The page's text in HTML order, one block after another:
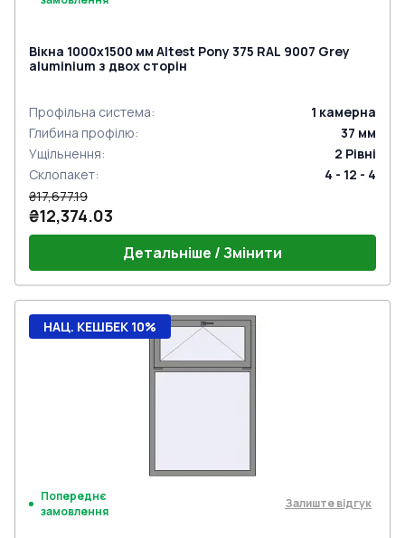
Вікна 1000x1500 мм Altest Pony 375 RAL 9007 Grey
aluminium з двох сторін
Профільна система: 1 камерна
Глибина профілю: 37 мм
Ущільнення: 2 Рівні
Склопакет:
4 - 12 - 4
₴17,677.19
₴12,374.03
Детальніше / Змінити
НАЦ. КЕШБЕК 10%
Попереднє
замовлення
Залиште відгук